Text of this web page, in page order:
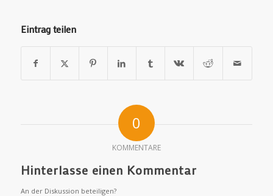
Eintrag teilen
0
KOMMENTARE
Hinterlasse einen Kommentar
An der Diskussion beteiligen?